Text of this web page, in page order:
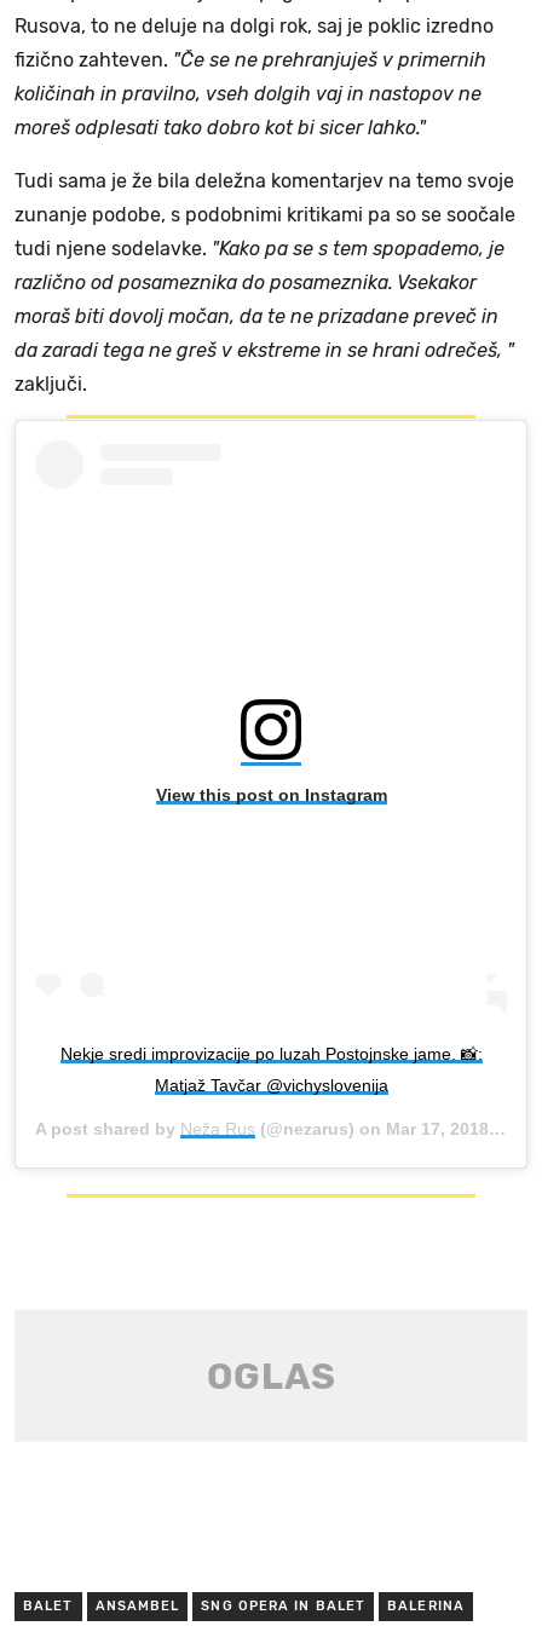
Rusova, to ne deluje na dolgi rok, saj je poklic izredno
fizično zahteven. "Če se ne prehranjuješ v primernih
količinah in pravilno, vseh dolgih vaj in nastopov ne
moreš odplesati tako dobro kot bi sicer lahko."
Tudi sama je že bila deležna komentarjev na temo svoje
zunanje podobe, s podobnimi kritikami pa so se soočale
tudi njene sodelavke. "Kako pa se s tem spopademo, je
različno od posameznika do posameznika. Vsekakor
moraš biti dovolj močan, da te ne prizadane preveč in
da zaradi tega ne greš v ekstreme in se hrani odrečeš, "
zaključi.
View this post on Instagram
Nekje sredi improvizacije po luzah Postojnske jame. 📸:
Matjaž Tavčar @vichyslovenija
A post shared by Neža Rus (@nezarus) on Mar 17, 2018 at 9:41am PDT
BALET ANSAMBEL SNG OPERA IN BALET BALERINA